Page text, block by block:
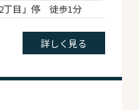
丁目」停 徒歩1分
詳しく見る